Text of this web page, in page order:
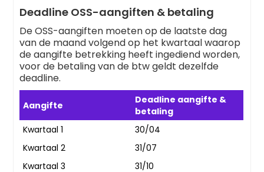
Deadline OSS-aangiften & betaling
De OSS-aangiften moeten op de laatste dag
van de maand volgend op het kwartaal waarop
de aangifte betrekking heeft ingediend worden,
voor de betaling van de btw geldt dezelfde
deadline.
Aangifte
Deadline aangifte &
betaling
Kwartaal 1
30/04
Kwartaal 2
31/07
Kwartaal 3
31/10